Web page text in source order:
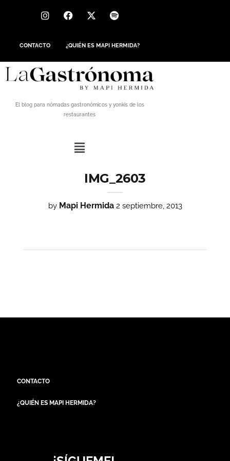
CONTACTO ¿QUIÉN ES MAPI HERMIDA?
El blog para nómadas gastronómicos y yonkis de los
restaurantes
IMG_2603
by Mapi Hermida 2 septiembre, 2013
CONTACTO
¿QUIÉN ES MAPI HERMIDA?